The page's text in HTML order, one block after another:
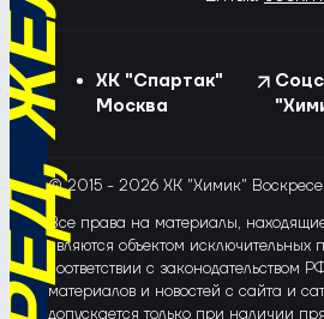
ХК "Спартак"
Москва
© 2015 - 2026 ХК "Химик"
Все права на материалы,
являются объектом исключительных
соответствии с законодательством
материалов и новостей с сайта и
допускается только при наличии